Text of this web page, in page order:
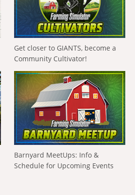
Get closer to GIANTS, become a
Community Cultivator!
Barnyard MeetUps: Info &
Schedule for Upcoming Events